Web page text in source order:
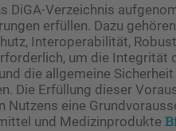
DiGA-Verzeichnis
erfüllen. Dazu
Interoperabilität,
um die Integrität
die allgemeine
Die Erfüllung dieser
Nutzens eine
und Medizinprodukte